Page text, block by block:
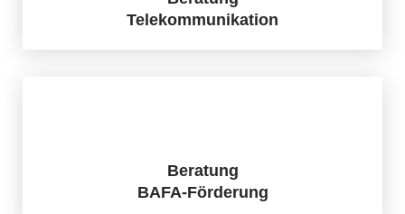
Telekommunikation
Beratung
BAFA-Förderung